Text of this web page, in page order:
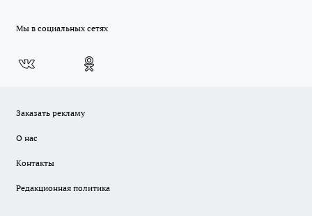
Мы в социальных сетях
Заказать рекламу
О нас
Контакты
Редакционная политика